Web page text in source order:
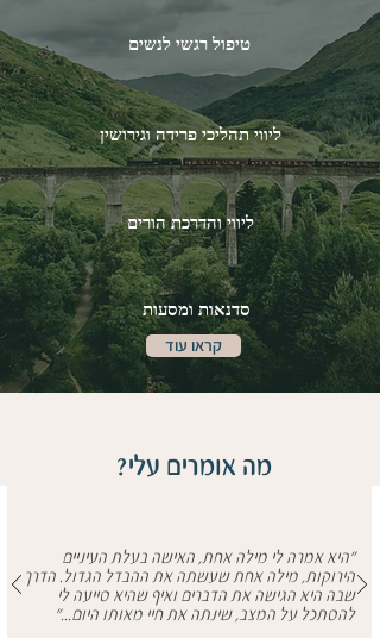
טיפול רגשי לנשים
ליווי תהליכי פרידה וגירושין
ליווי והדרכת הורים
סדנאות ומסעות
קראו עוד
"היא אמרה לי מילה אחת, האישה בעלת העיניים
הירוקות, מילה אחת שעשתה את ההבדל הגדול. הדרך
שבה היא הגישה את הדברים ואיף שהיא סייעה לי
להסתכל על המצב, שינתה את חיי מאותו היום..."
מה אומרים עלי?